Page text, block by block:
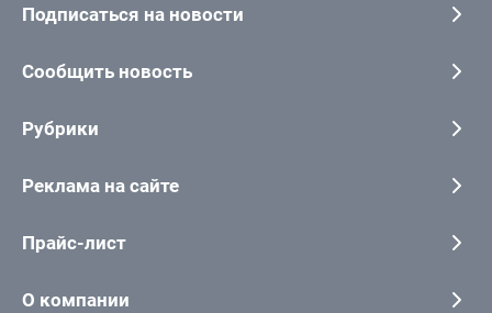
Подписаться на новости
Сообщить новость
Рубрики
Реклама на сайте
Прайс-лист
О компании